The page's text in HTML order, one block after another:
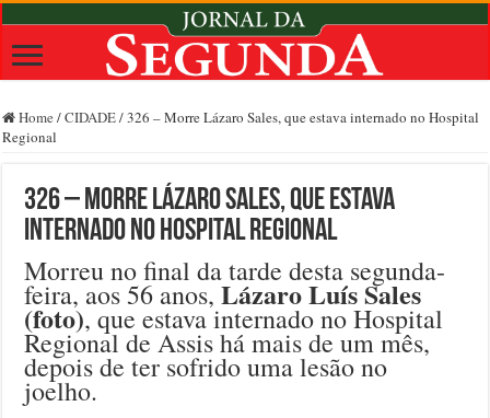
Home /CIDADE/326 – Morre Lázaro Sales, que estava internado no Hospital
Regional
326 – Morre Lázaro Sales, que estava
internado no Hospital Regional
Morreu no final da tarde desta segunda-
feira, aos 56 anos,Lázaro Luís Sales
(foto), que estava internado no Hospital
Regional de Assis há mais de um mês,
depois de ter sofrido uma lesão no
joelho.